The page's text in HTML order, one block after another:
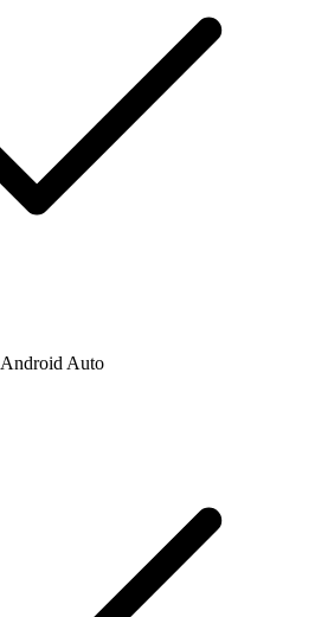
Auto